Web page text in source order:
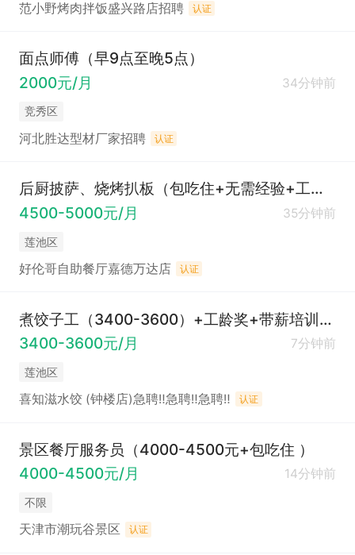
范小野烤肉拌饭盛兴路店招聘 认证
面点师傅（早9点至晚5点）
2000元/月
34分钟前
竞秀区
河北胜达型材厂家招聘 认证
后厨披萨、烧烤扒板（包吃住+无需经验+工资高+吃得好）
4500-5000元/月
35分钟前
莲池区
好伦哥自助餐厅嘉德万达店 认证
煮饺子工（3400-3600）+工龄奖+带薪培训+包吃包住
3400-3600元/月
7分钟前
莲池区
喜知滋水饺 (钟楼店)急聘‼急聘‼急聘‼ 认证
景区餐厅服务员（4000-4500元+包吃住 ）
4000-4500元/月
14分钟前
不限
天津市潮玩谷景区 认证